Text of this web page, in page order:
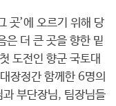
곳’에 오르기 위해 당
은 더 큰 곳을 향한 밑
도전인 향군 국토대
장정간 함께한 6명의
부단장님, 팀장님들